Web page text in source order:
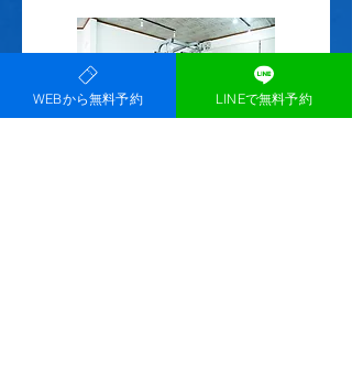
WEBから無料予約 LINEで無料予約